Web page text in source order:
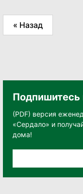
« Назад
Подпишитесь
(PDF) версия
«Сердало» и
дома!